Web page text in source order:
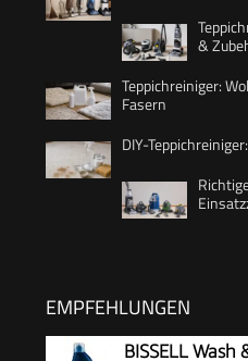
&
Teppichreiniger:
Fasern
DIY-
EMPFEHLUNGEN
BISSELL